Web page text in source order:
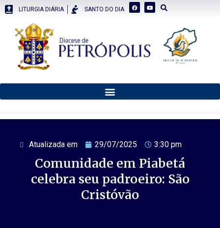
LITURGIA DIÁRIA SANTO DO DIA
Atualizada em 29/07/2025 3:30 pm
Comunidade em Piabetá
celebra seu padroeiro: São
Cristóvão